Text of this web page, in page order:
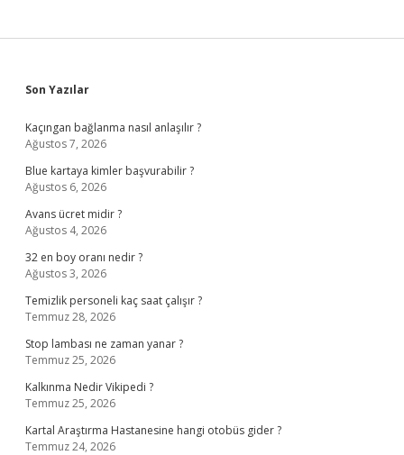
Sidebar
Son Yazılar
Kaçıngan bağlanma nasıl anlaşılır ?
Ağustos 7, 2026
Blue kartaya kimler başvurabilir ?
Ağustos 6, 2026
Avans ücret midir ?
Ağustos 4, 2026
32 en boy oranı nedir ?
Ağustos 3, 2026
Temizlik personeli kaç saat çalışır ?
Temmuz 28, 2026
Stop lambası ne zaman yanar ?
Temmuz 25, 2026
Kalkınma Nedir Vikipedi ?
Temmuz 25, 2026
Kartal Araştırma Hastanesine hangi otobüs gider ?
Temmuz 24, 2026